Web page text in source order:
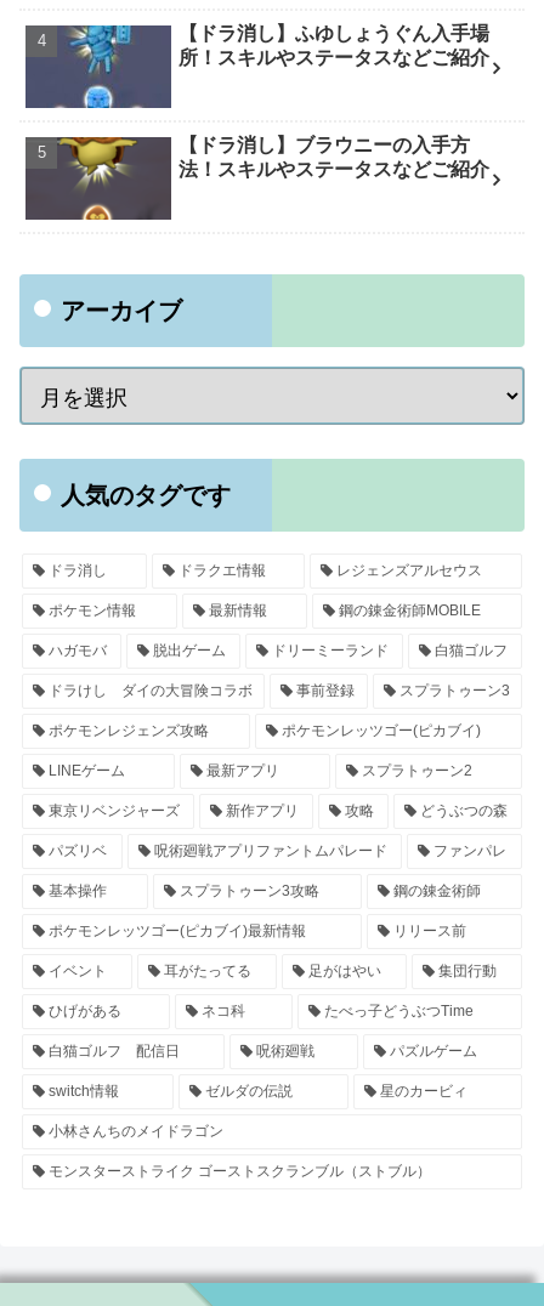
【ドラ消し】ふゆしょうぐん入手場
所！スキルやステータスなどご紹介
【ドラ消し】ブラウニーの入手方
法！スキルやステータスなどご紹介
アーカイブ
人気のタグです
ドラ消し ドラクエ情報 レジェンズアルセウス
ポケモン情報 最新情報 鋼の錬金術師MOBILE
ハガモバ 脱出ゲーム ドリーミーランド 白猫ゴルフ
ドラけし ダイの大冒険コラボ 事前登録 スプラトゥーン3
ポケモンレジェンズ攻略 ポケモンレッツゴー(ピカブイ)
LINEゲーム 最新アプリ スプラトゥーン2
東京リベンジャーズ 新作アプリ 攻略 どうぶつの森
パズリベ 呪術廻戦アプリファントムパレード ファンパレ
基本操作 スプラトゥーン3攻略 鋼の錬金術師
ポケモンレッツゴー(ピカブイ)最新情報 リリース前
イベント 耳がたってる 足がはやい 集団行動
ひげがある ネコ科 たべっ子どうぶつTime
白猫ゴルフ 配信日 呪術廻戦 パズルゲーム
switch情報 ゼルダの伝説 星のカービィ
小林さんちのメイドラゴン
モンスターストライク ゴーストスクランブル（ストブル）